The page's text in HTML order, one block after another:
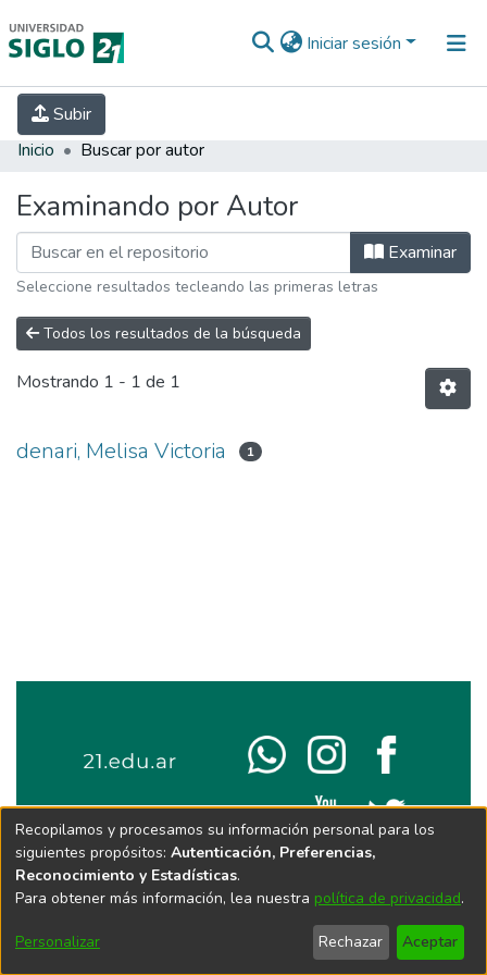
Iniciar sesión
Subir
INICIO EBOOK21
INVESTIGACIÓN
Inicio Buscar por autor
Examinando por Autor
Examinar
Seleccione resultados tecleando las primeras letras
Todos los resultados de la búsqueda
Mostrando 1 - 1 de 1
denari, Melisa Victoria 1
Recopilamos y procesamos su información personal para los
siguientes propósitos: Autenticación, Preferencias,
Reconocimiento y Estadísticas.
Para obtener más información, lea nuestra política de privacidad.
Personalizar Rechazar Aceptar